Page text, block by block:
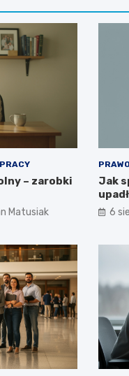
– zarobki
Matusiak
Jak
6